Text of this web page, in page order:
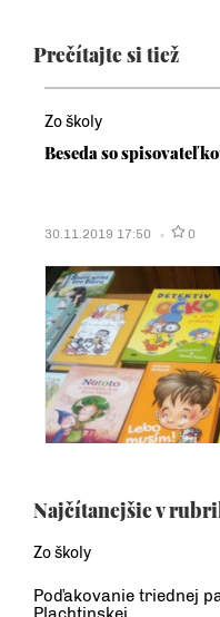
Prečítajte si tiež
Zo školy
Beseda so
30.11.2019 17:50 0
Najčítanejšie v
Zo školy
Poďakovanie triednej